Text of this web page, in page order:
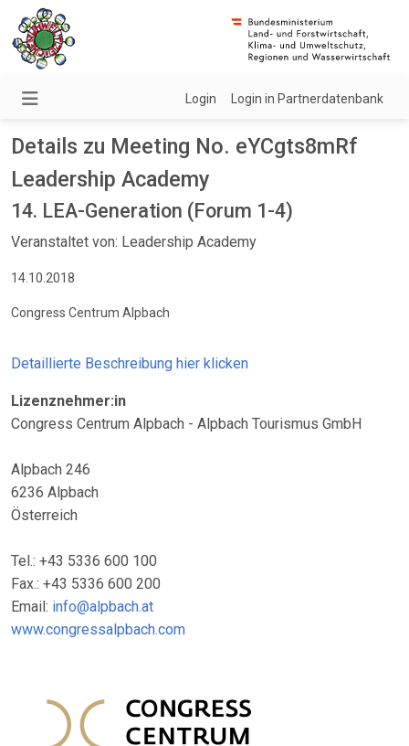
Login Login in Partnerdatenbank
Details zu Meeting No. eYCgts8mRf
Leadership Academy
14. LEA-Generation (Forum 1-4)
Veranstaltet von: Leadership Academy
14.10.2018
Congress Centrum Alpbach
Detaillierte Beschreibung hier klicken
Lizenznehmer:in
Congress Centrum Alpbach - Alpbach Tourismus GmbH
Alpbach 246
6236 Alpbach
Österreich
Tel.: +43 5336 600 100
Fax.: +43 5336 600 200
Email: info@alpbach.at
www.congressalpbach.com